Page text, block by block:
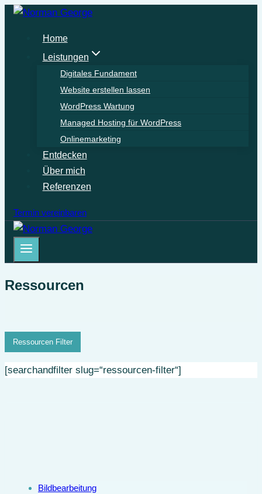
Zum
Home
Leistungen
Digitales Fundament
Website erstellen lassen
WordPress Wartung
Managed Hosting für WordPress
Onlinemarketing
Entdecken
Über mich
Referenzen
Termin vereinbaren
Ressourcen
Ressourcen Filter
[searchandfilter slug=“ressourcen-filter“]
Bildbearbeitung